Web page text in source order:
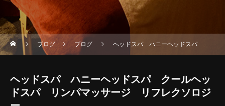
ブログ ブログ ヘッドスパ ハニーヘッドスパ クールヘッドスパ リンパマッサージ リフレクソロジー
ヘッドスパ ハニーヘッドスパ クールヘッ
ドスパ リンパマッサージ リフレクソロジ